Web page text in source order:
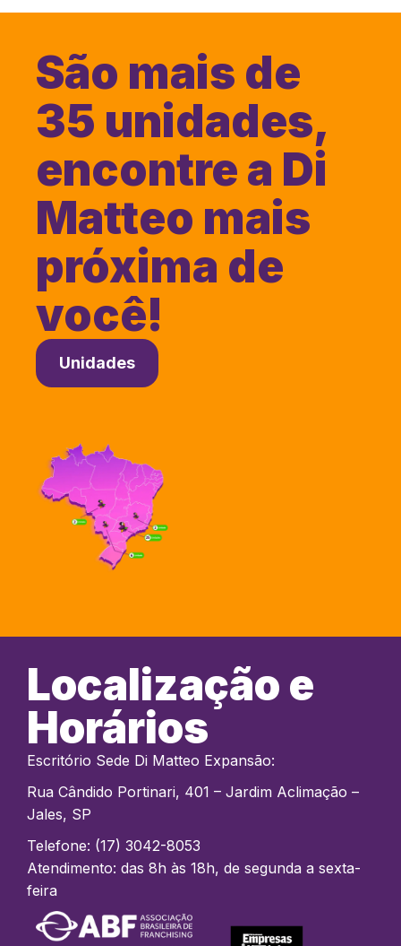
São mais de
35 unidades,
encontre a Di
Matteo mais
próxima de
você!
Unidades
Localização e
Horários
Escritório Sede Di Matteo Expansão:
Rua Cândido Portinari, 401 – Jardim Aclimação –
Jales, SP
Telefone: (17) 3042-8053
Atendimento: das 8h às 18h, de segunda a sexta-
feira